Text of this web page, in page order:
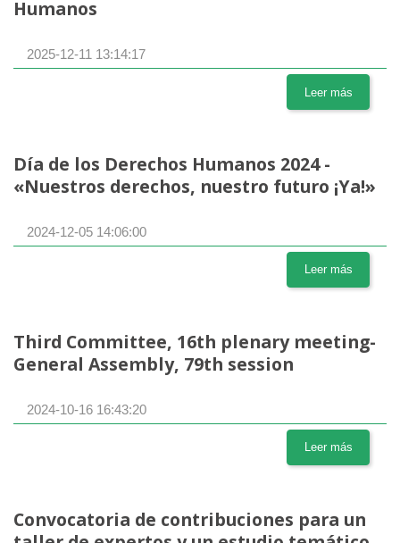
Humanos
2025-12-11 13:14:17
Leer más
Día de los Derechos Humanos 2024 -
«Nuestros derechos, nuestro futuro ¡Ya!»
2024-12-05 14:06:00
Leer más
Third Committee, 16th plenary meeting-
General Assembly, 79th session
2024-10-16 16:43:20
Leer más
Convocatoria de contribuciones para un